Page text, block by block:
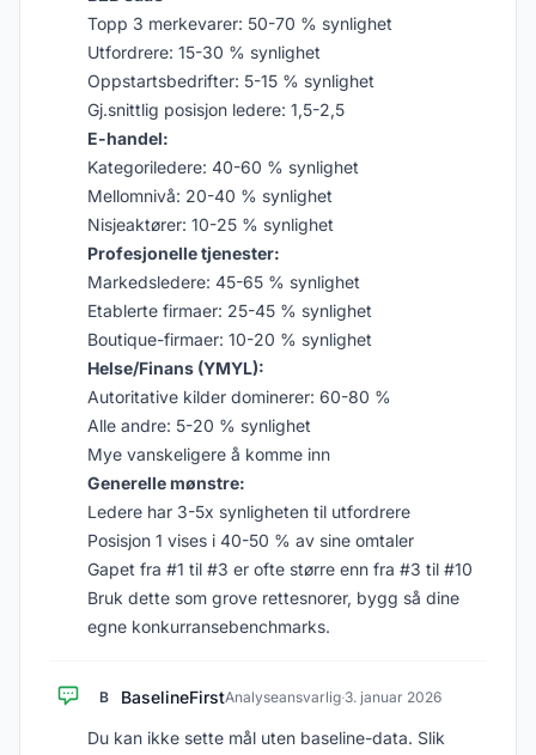
Topp 3 merkevarer: 50-70 % synlighet
Utfordrere: 15-30 % synlighet
Oppstartsbedrifter: 5-15 % synlighet
Gj.snittlig posisjon ledere: 1,5-2,5
E-handel:
Kategoriledere: 40-60 % synlighet
Mellomnivå: 20-40 % synlighet
Nisjeaktører: 10-25 % synlighet
Profesjonelle tjenester:
Markedsledere: 45-65 % synlighet
Etablerte firmaer: 25-45 % synlighet
Boutique-firmaer: 10-20 % synlighet
Helse/Finans (YMYL):
Autoritative kilder dominerer: 60-80 %
Alle andre: 5-20 % synlighet
Mye vanskeligere å komme inn
Generelle mønstre:
Ledere har 3-5x synligheten til utfordrere
Posisjon 1 vises i 40-50 % av sine omtaler
Gapet fra #1 til #3 er ofte større enn fra #3 til #10
Bruk dette som grove rettesnorer, bygg så dine
egne konkurransebenchmarks.
B BaselineFirstAnalyseansvarlig·3. januar 2026
Du kan ikke sette mål uten baseline-data. Slik